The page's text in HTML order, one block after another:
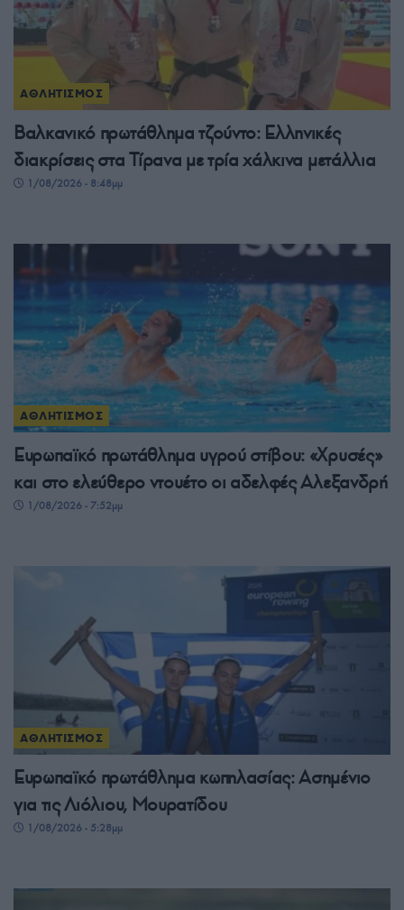
ΑΘΛΗΤΙΣΜΟΣ
Βαλκανικό πρωτάθλημα τζούντο: Ελληνικές
διακρίσεις στα Τίρανα με τρία χάλκινα μετάλλια
1/08/2026 - 8:48μμ
ΑΘΛΗΤΙΣΜΟΣ
Ευρωπαϊκό πρωτάθλημα υγρού στίβου: «Χρυσές»
και στο ελεύθερο ντουέτο οι αδελφές Αλεξανδρή
1/08/2026 - 7:52μμ
ΑΘΛΗΤΙΣΜΟΣ
Ευρωπαϊκό πρωτάθλημα κωπηλασίας: Ασημένιο
για τις Λιόλιου, Μουρατίδου
1/08/2026 - 5:28μμ